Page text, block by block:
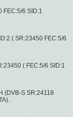
FEC:5/6 SID:1
( SR:23450 FEC:5/6
( FEC:5/6 SID:1
(DVB-S SR:24118